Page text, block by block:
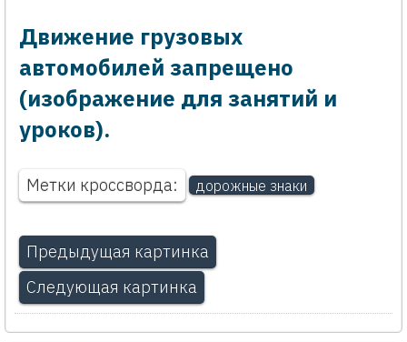
Движение грузовых
автомобилей запрещено
(изображение для занятий и
уроков).
Метки кроссворда: дорожные знаки
Предыдущая картинка
Следующая картинка